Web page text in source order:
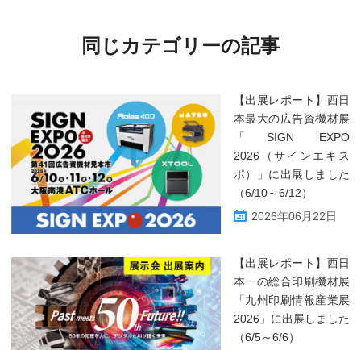
同じカテゴリーの記事
【出展レポート】西日
本最大の広告資機材展
「SIGN EXPO
2026（サインエキス
ポ）」に出展しました
（6/10～6/12）
2026年06月22日
【出展レポート】西日
本一の総合印刷機材展
「九州印刷情報産業展
2026」に出展しました
（6/5～6/6）